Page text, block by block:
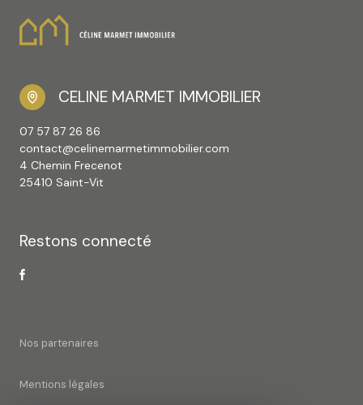
CELINE MARMET IMMOBILIER
07 57 87 26 86
contact@celinemarmetimmobilier.com
4 Chemin Frecenot
25410 Saint-Vit
Restons connecté
Nos partenaires
Mentions légales